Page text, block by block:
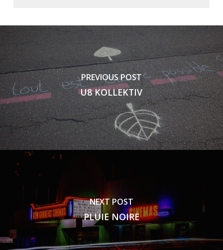
PREVIOUS POST
U8 KOLLEKTIV
NEXT POST
PLUIE NOIRE